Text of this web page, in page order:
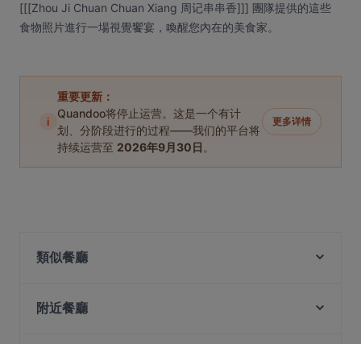
[[[Zhou Ji Chuan Chuan Xiang 周记串串香]]] 團隊提供的這些
食物照片進行一場視覺饗宴，喚醒您內在的美食家。
i
重要更新：
Quandoo将停止运营。这是一个有计
划、分阶段进行的过程——我们的平台将
持续运营至 2026年9月30日 。
更多详情
類似餐廳
WoJiaoXiang 我叫湘
附近餐廳